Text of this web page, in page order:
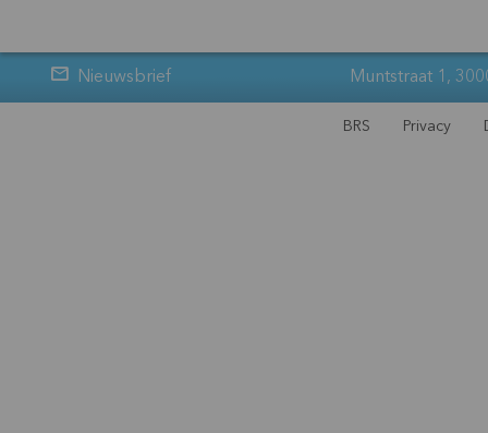
Nieuwsbrief Muntstraat 1,
BRS Privacy